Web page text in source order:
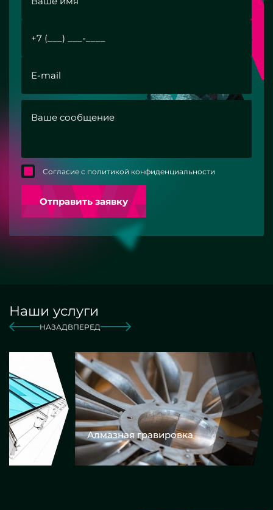
Согласие с политикой конфиденциальности
Отправить заявку
Наши услуги
НАЗАД ВПЕРЕД
Алмазная гравировка